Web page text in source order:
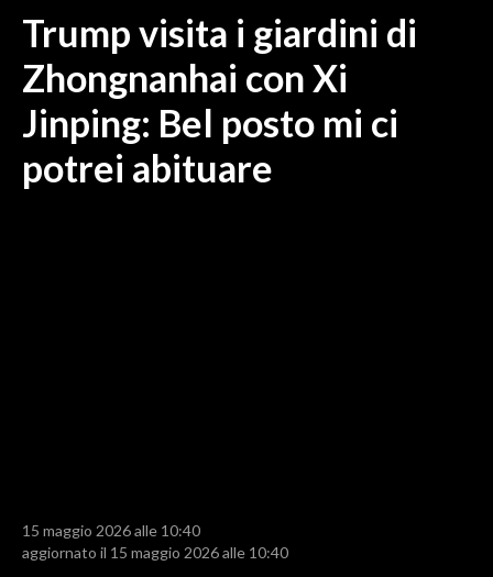
ITALIA
MONDO
POLITICA
CALCIO
CALCIO REGIONALE
Trump visita i giardini di
Zhongnanhai con Xi
Jinping: Bel posto mi ci
potrei abituare
15 maggio 2026 alle 10:40
aggiornato il 15 maggio 2026 alle 10:40